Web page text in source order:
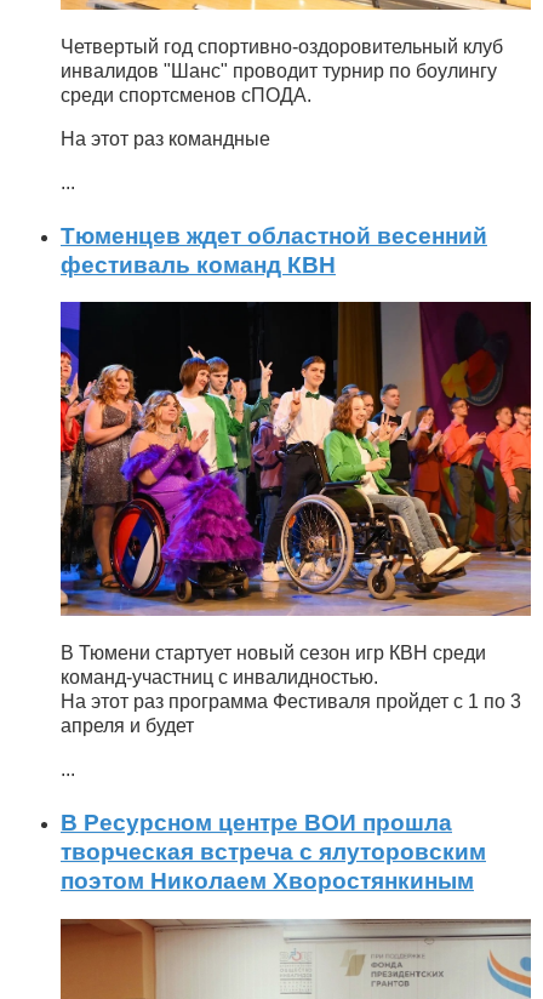
Четвертый год спортивно-оздоровительный клуб
инвалидов "Шанс" проводит турнир по боулингу
среди спортсменов сПОДА.
На этот раз командные
...
Тюменцев ждет областной весенний
фестиваль команд КВН
В Тюмени стартует новый сезон игр КВН среди
команд-участниц с инвалидностью.
На этот раз программа Фестиваля пройдет с 1 по 3
апреля и будет
...
В Ресурсном центре ВОИ прошла
творческая встреча с ялуторовским
поэтом Николаем Хворостянкиным